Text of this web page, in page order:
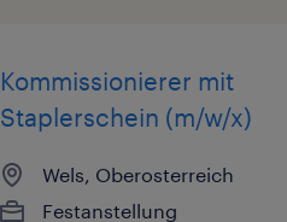
Kommissionierer mit
Staplerschein (m/w/x)
Wels, Oberosterreich
Festanstellung